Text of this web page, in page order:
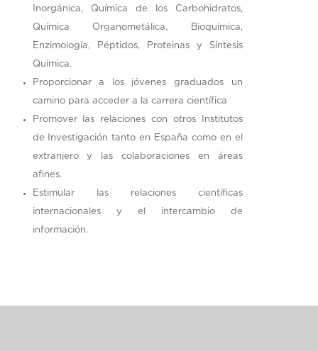
Inorgánica, Química de los Carbohidratos,
Química Organometálica, Bioquímica,
Enzimología, Péptidos, Proteinas y Síntesis
Química.
Proporcionar a los jóvenes graduados un
camino para acceder a la carrera científica
Promover las relaciones con otros Institutos
de Investigación tanto en España como en el
extranjero y las colaboraciones en áreas
afines.
Estimular las relaciones científicas
internacionales y el intercambio de
información.